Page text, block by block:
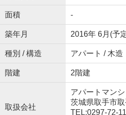
面積 -
築年月 2016年 6月(予
種別 / 構造 アパート / 木造
階建 2階建
取扱会社
アパートマン
茨城県取手市
TEL:0297-72-